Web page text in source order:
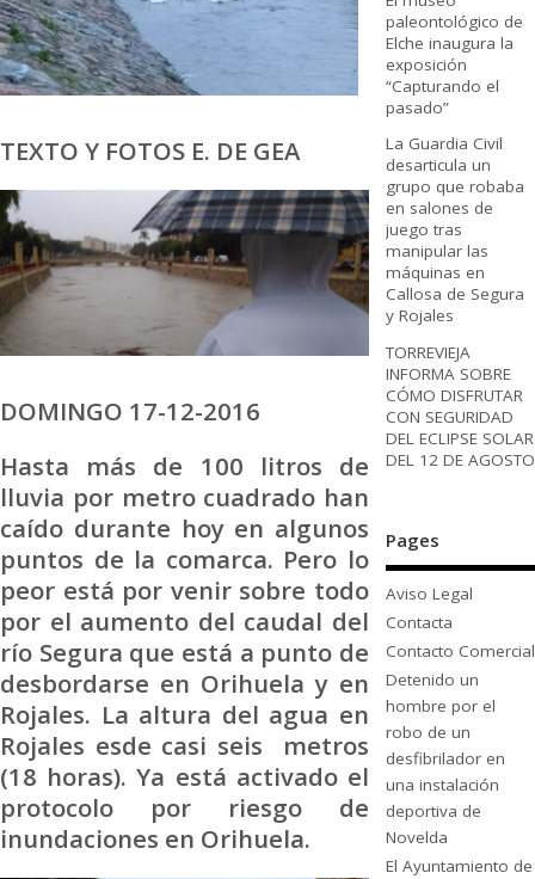
TEXTO Y FOTOS E. DE GEA
DOMINGO 17-12-2016
Hasta más de 100 litros de
lluvia por metro cuadrado han
caído durante hoy en algunos
puntos de la comarca. Pero lo
peor está por venir sobre todo
por el aumento del caudal del
río Segura que está a punto de
desbordarse en Orihuela y en
Rojales. La altura del agua en
Rojales esde casi seis metros
(18 horas). Ya está activado el
protocolo por riesgo de
inundaciones en Orihuela.
paleontológico de
Elche inaugura la
exposición
“Capturando el
pasado”
La Guardia Civil
desarticula un
grupo que robaba
en salones de
juego tras
manipular las
máquinas en
Callosa de Segura
y Rojales
TORREVIEJA
INFORMA SOBRE
CÓMO DISFRUTAR
CON SEGURIDAD
DEL ECLIPSE SOLAR
DEL 12 DE AGOSTO
Pages
Aviso Legal
Contacta
Contacto Comercial
Detenido un
hombre por el
robo de un
desfibrilador en
una instalación
deportiva de
Novelda
El Ayuntamiento de